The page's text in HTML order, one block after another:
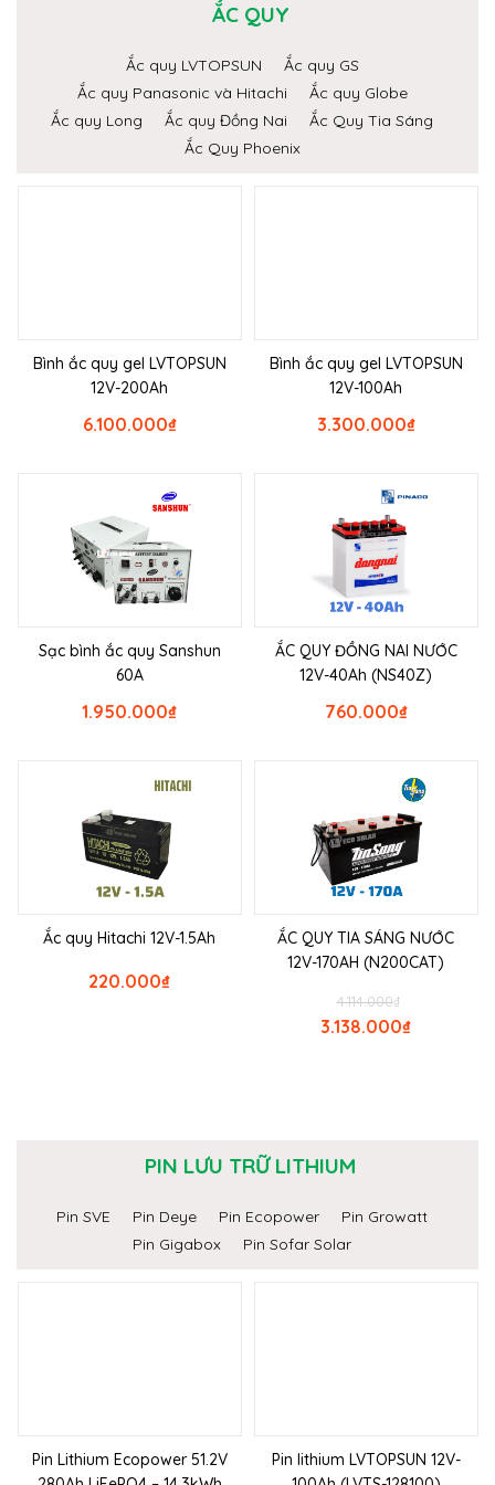
ẮC QUY
Ắc quy LVTOPSUN
Ắc quy GS
Ắc quy Panasonic và Hitachi
Ắc quy Globe
Ắc quy Long
Ắc quy Đồng Nai
Ắc Quy Tia Sáng
Ắc Quy Phoenix
Bình ắc quy gel LVTOPSUN
12V-200Ah
₫
6.100.000
Bình ắc quy gel LVTOPSUN
12V-100Ah
₫
3.300.000
Sạc bình ắc quy Sanshun
60A
₫
1.950.000
ẮC QUY ĐỒNG NAI NƯỚC
12V-40Ah (NS40Z)
₫
760.000
Ắc quy Hitachi 12V-1.5Ah
₫
220.000
ẮC QUY TIA SÁNG NƯỚC
12V-170AH (N200CAT)
₫
4.114.000
₫
3.138.000
PIN LƯU TRỮ LITHIUM
Pin SVE Pin Deye Pin Ecopower
Pin Growatt
Pin Gigabox
Pin Sofar Solar
Pin Lithium Ecopower 51.2V
Pin lithium LVTOPSUN 12V-